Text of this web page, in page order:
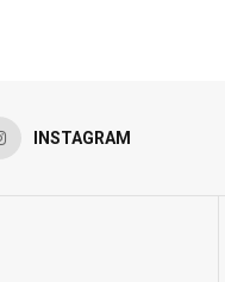
INSTAGRAM